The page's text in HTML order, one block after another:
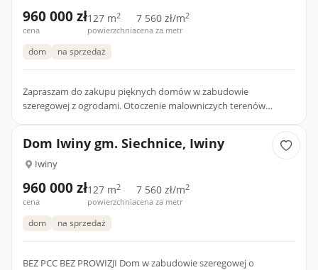
960 000 zł
cena
127 m2
powierzchnia
7 560 zł/m2
cena za metr
dom na sprzedaż
Zapraszam do zakupu pięknych domów w zabudowie
szeregowej z ogrodami. Otoczenie malowniczych terenów
Dom Iwiny gm. Siechnice, Iwiny
Iwiny
960 000 zł
cena
127 m2
powierzchnia
7 560 zł/m2
cena za metr
dom na sprzedaż
BEZ PCC BEZ PROWIZJI Dom w zabudowie szeregowej o